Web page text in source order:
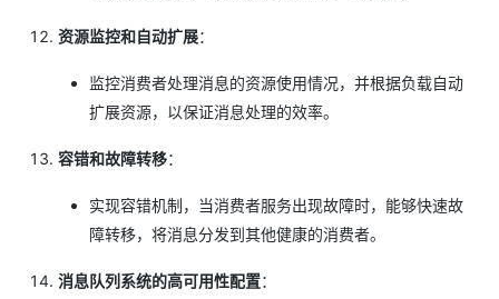
资源监控和自动扩展：
监控消费者处理消息的资源使用情况，并根据负载自动
扩展资源，以保证消息处理的效率。
容错和故障转移：
实现容错机制，当消费者服务出现故障时，能够快速故
障转移，将消息分发到其他健康的消费者。
消息队列系统的高可用性配置：